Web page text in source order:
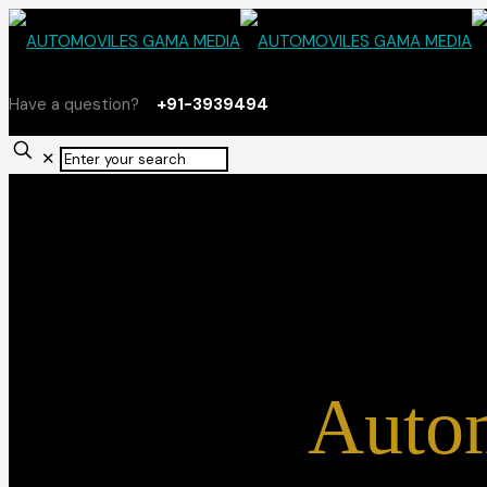
Have a question? +91-3939494
✕